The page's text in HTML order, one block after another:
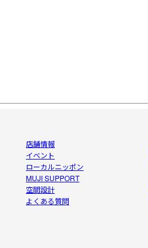
店舗情報
イベント
ローカルニッポン
MUJI SUPPORT
空間設計
よくある質問